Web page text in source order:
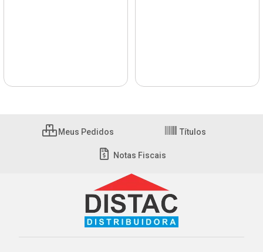
Meus Pedidos Títulos
Notas Fiscais